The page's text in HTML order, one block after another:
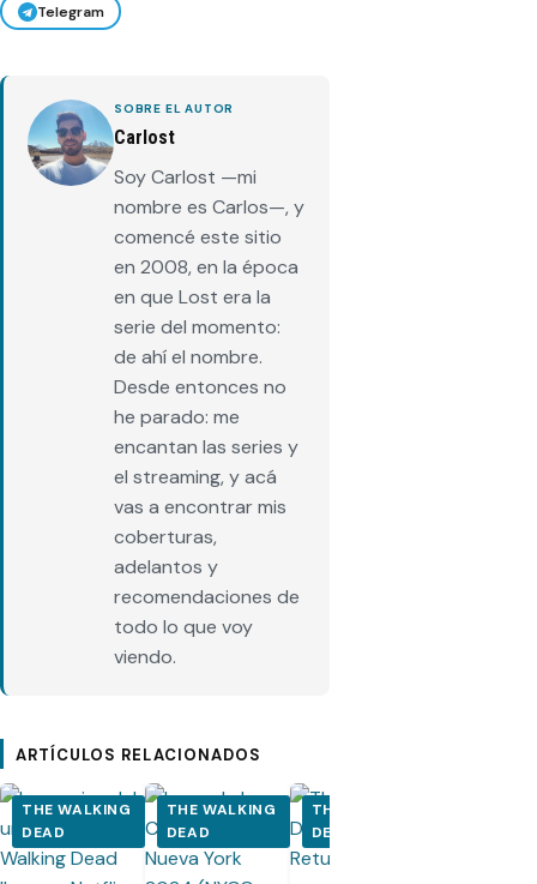
Telegram
SOBRE EL AUTOR
Carlost
Soy Carlost —mi
nombre es Carlos—, y
comencé este sitio
en 2008, en la época
en que Lost era la
serie del momento:
de ahí el nombre.
Desde entonces no
he parado: me
encantan las series y
el streaming, y acá
vas a encontrar mis
coberturas,
adelantos y
recomendaciones de
todo lo que voy
viendo.
ARTÍCULOS RELACIONADOS
THE WALKING
DEAD
THE WALKING
DEAD
THE WALKING
DEAD